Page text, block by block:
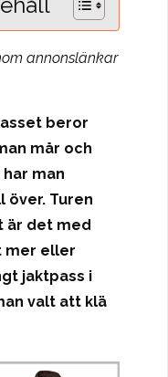
annonslänkar
beror
mår och
man
över. Turen
är det med
mer eller
jaktpass i
valt att klä